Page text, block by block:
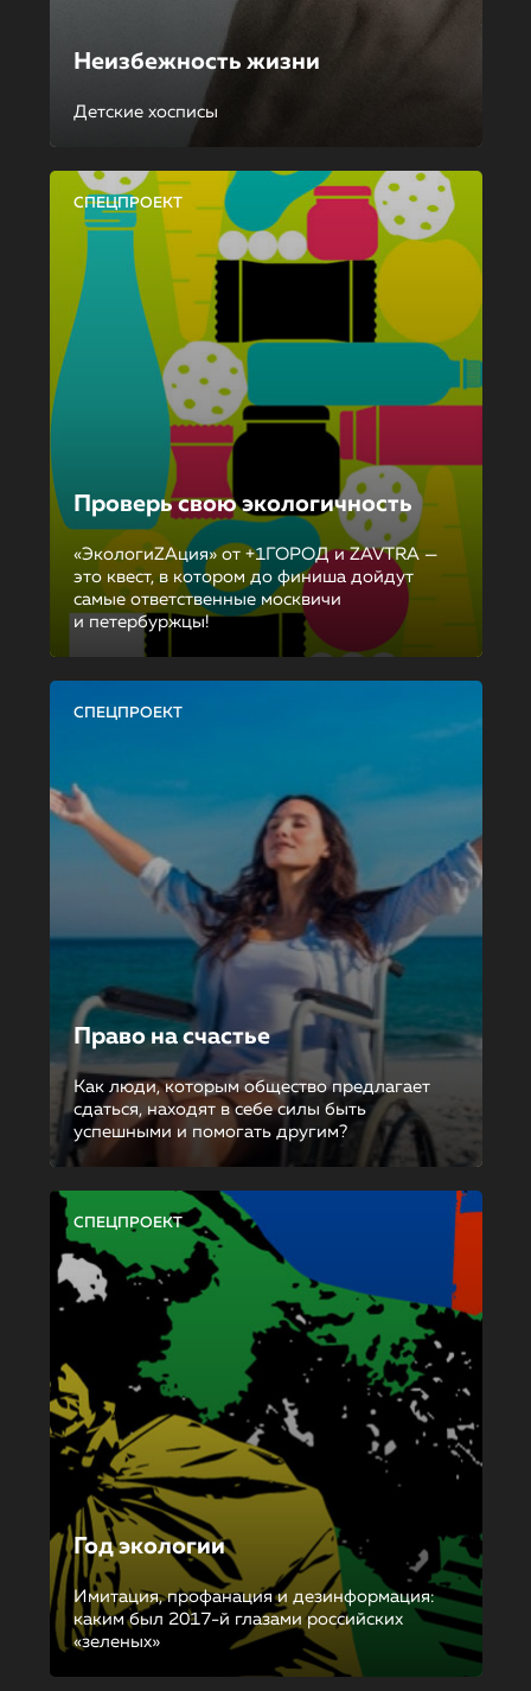
Неизбежность жизни
Детские хосписы
СПЕЦПРОЕКТ
Проверь свою экологичность
«ЭкологиZAция» от +1ГОРОД и ZAVTRA —
это квест, в котором до финиша дойдут
самые ответственные москвичи
и петербуржцы!
СПЕЦПРОЕКТ
Право на счастье
Как люди, которым общество предлагает
сдаться, находят в себе силы быть
успешными и помогать другим?
СПЕЦПРОЕКТ
Год экологии
Имитация, профанация и дезинформация:
каким был 2017-й глазами российских
«зеленых»